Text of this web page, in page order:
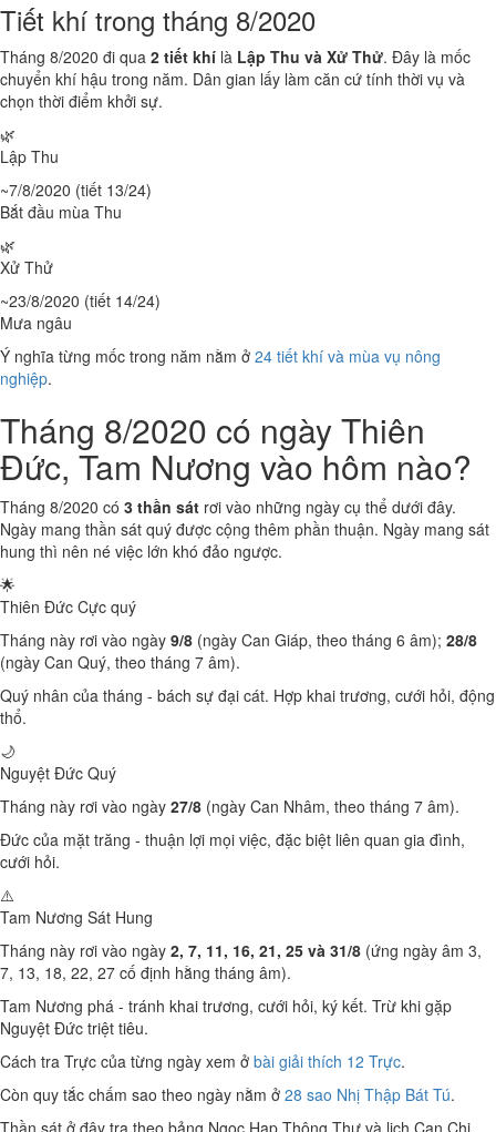
Tiết khí trong tháng 8/2020
Tháng 8/2020 đi qua 2 tiết khí là Lập Thu và Xử Thử. Đây là mốc
chuyển khí hậu trong năm. Dân gian lấy làm căn cứ tính thời vụ và
chọn thời điểm khởi sự.
🌿
Lập Thu
~7/8/2020 (tiết 13/24)
Bắt đầu mùa Thu
🌿
Xử Thử
~23/8/2020 (tiết 14/24)
Mưa ngâu
Ý nghĩa từng mốc trong năm nằm ở 24 tiết khí và mùa vụ nông
nghiệp.
Tháng 8/2020 có ngày Thiên
Đức, Tam Nương vào hôm nào?
Tháng 8/2020 có 3 thần sát rơi vào những ngày cụ thể dưới đây.
Ngày mang thần sát quý được cộng thêm phần thuận. Ngày mang sát
hung thì nên né việc lớn khó đảo ngược.
🌟
Thiên Đức Cực quý
Tháng này rơi vào ngày 9/8 (ngày Can Giáp, theo tháng 6 âm); 28/8
(ngày Can Quý, theo tháng 7 âm).
Quý nhân của tháng - bách sự đại cát. Hợp khai trương, cưới hỏi, động
thổ.
🌙
Nguyệt Đức Quý
Tháng này rơi vào ngày 27/8 (ngày Can Nhâm, theo tháng 7 âm).
Đức của mặt trăng - thuận lợi mọi việc, đặc biệt liên quan gia đình,
cưới hỏi.
⚠️
Tam Nương Sát Hung
Tháng này rơi vào ngày 2, 7, 11, 16, 21, 25 và 31/8 (ứng ngày âm 3,
7, 13, 18, 22, 27 cố định hằng tháng âm).
Tam Nương phá - tránh khai trương, cưới hỏi, ký kết. Trừ khi gặp
Nguyệt Đức triệt tiêu.
Cách tra Trực của từng ngày xem ở bài giải thích 12 Trực.
Còn quy tắc chấm sao theo ngày nằm ở 28 sao Nhị Thập Bát Tú.
Thần sát ở đây tra theo bảng Ngọc Hạp Thông Thư và lịch Can Chi.